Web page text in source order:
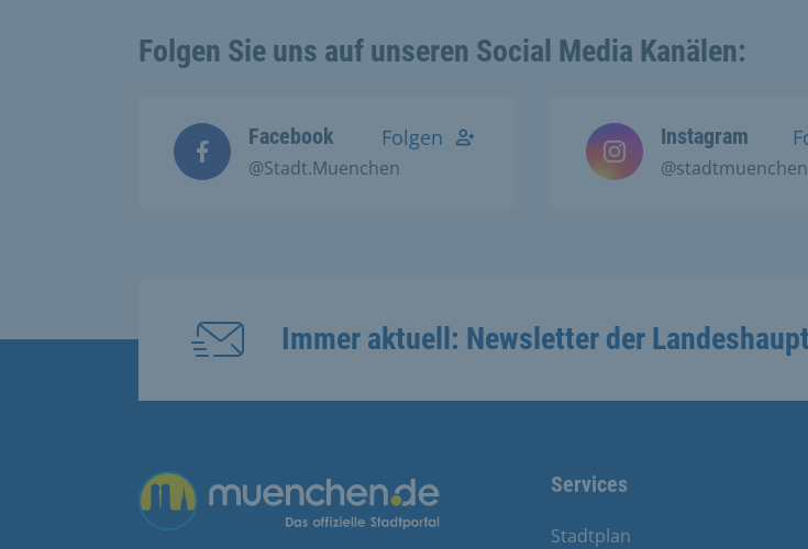
Folgen Sie uns auf unseren Social Media Kanälen:
Facebook
@Stadt.Muenchen
Folgen Instagram
@stadtmuenchen
Immer aktuell: Newsletter der
Übergreifende Links Services
Stadtplan